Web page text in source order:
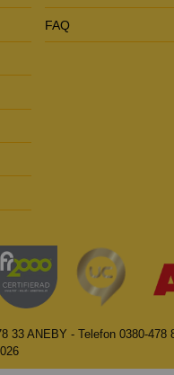
FAQ
33 ANEBY - Telefon 0380-478